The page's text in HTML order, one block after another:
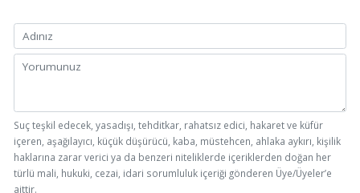
Suç teşkil edecek, yasadışı, tehditkar, rahatsız edici, hakaret ve küfür
içeren, aşağılayıcı, küçük düşürücü, kaba, müstehcen, ahlaka aykırı, kişilik
haklarına zarar verici ya da benzeri niteliklerde içeriklerden doğan her
türlü mali, hukuki, cezai, idari sorumluluk içeriği gönderen Üye/Üyeler’e
aittir.